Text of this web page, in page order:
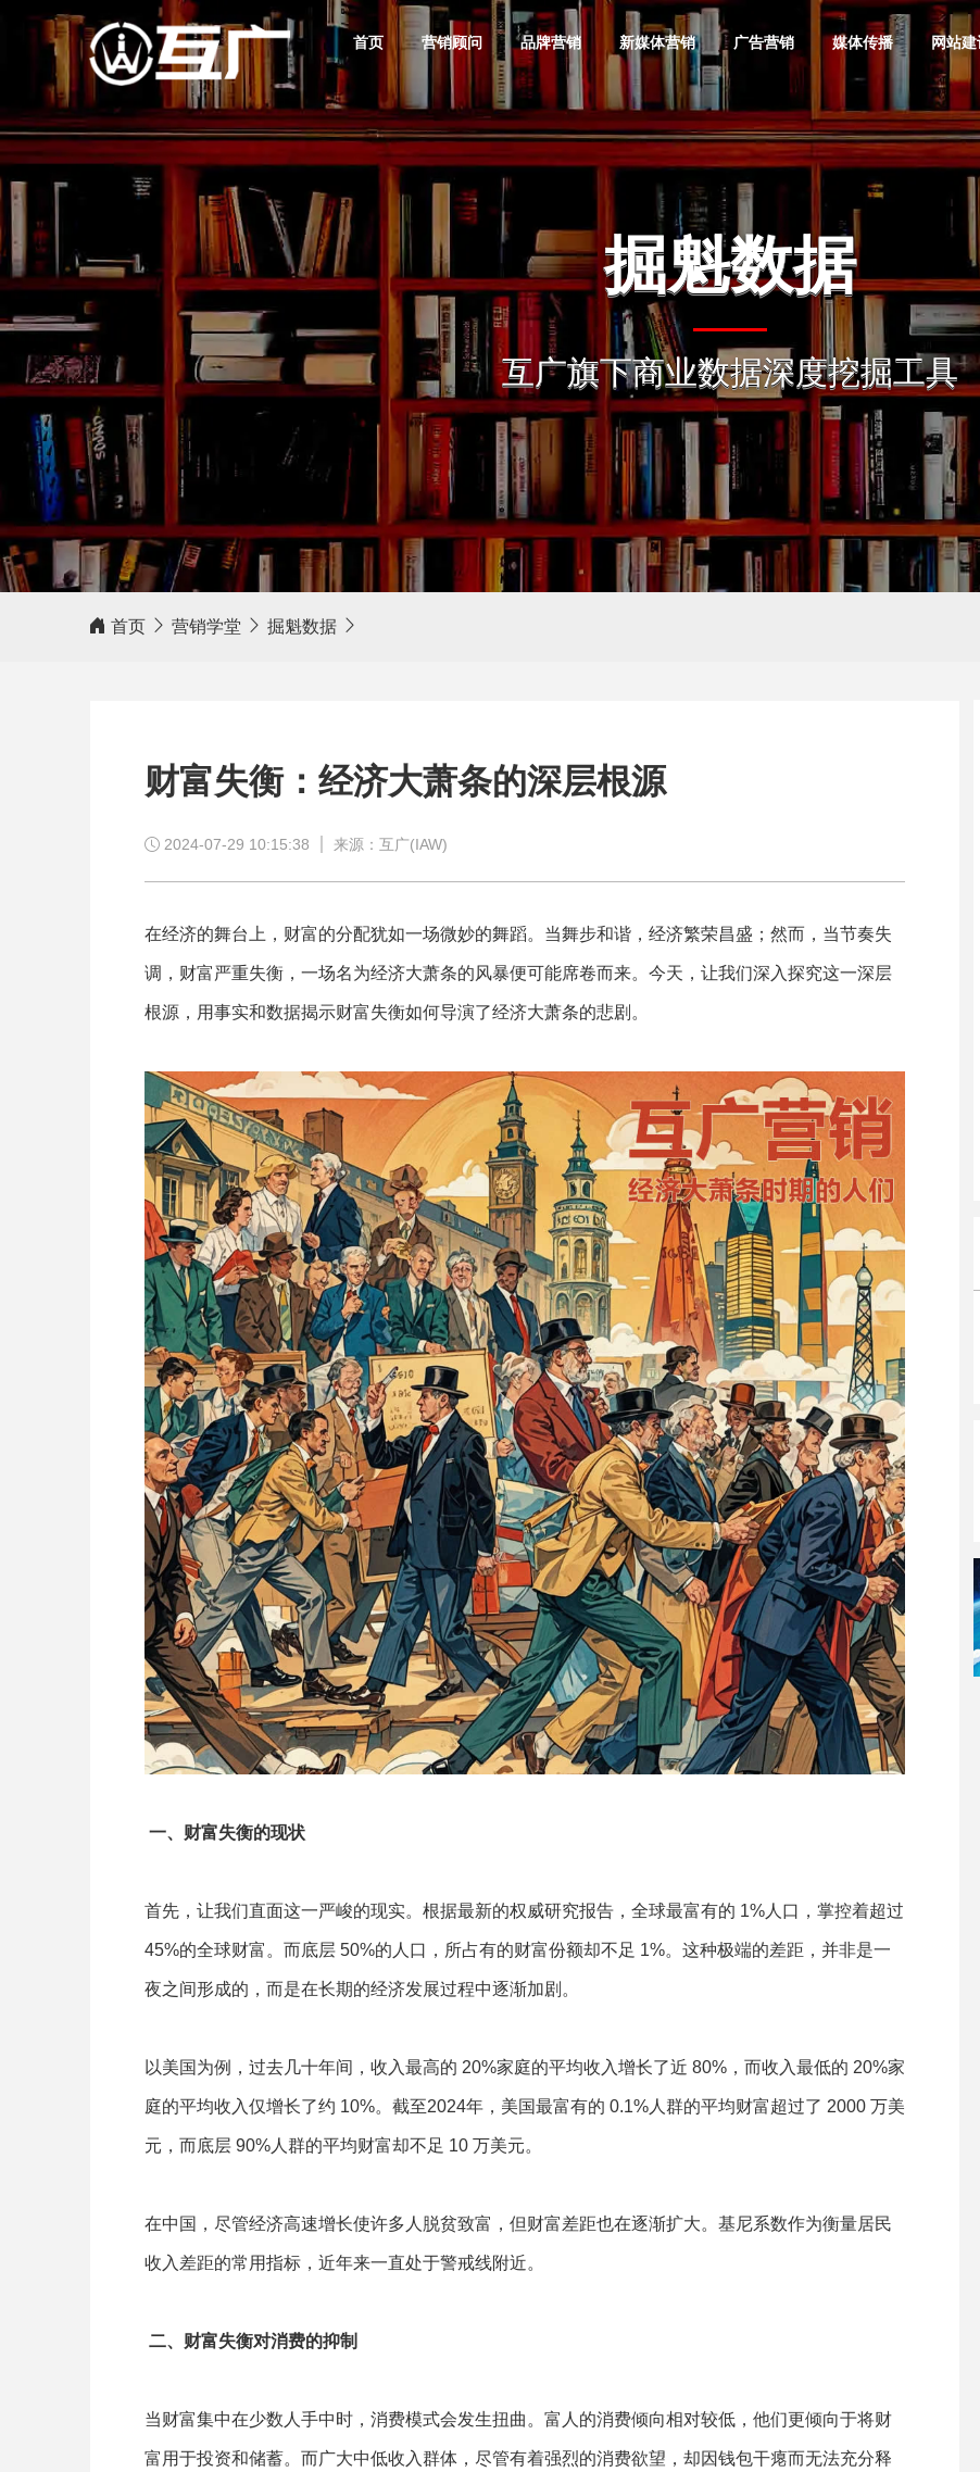
首页 营销顾问
数字营销顾问
让每一分营销投入都见效
网络营销策划
助您构建出通向成功的地图
整合营销
问题一站解决 · 品牌一战成名
媒介顾问
提升广告效果，节省
品牌营销
互广品牌营销
筑就好卖品牌
品牌全案
品牌定位
品牌战略咨询
品牌营销策划
品牌产品规
品牌推广
品牌信息铺
新媒体营销
互广新媒体营销服务
您的业绩增长新引擎
抖音营销
快手营销
短视频营销
知乎营销
微信营销
小红书营销
B站营销
内容营销
广告营销
数字广告营销
存量竞争时代商战核武器
互联网广告策
划
动画广告制作
宣传片摄制
明星/网红经纪
互联网广告效
百度营销代运
必应国内广告
投放
神马搜索竞价
推广
媒体传播
互广媒体传播服务
奠定产品好卖基因
软文营销 媒体邀约
活动/发布会 自媒体营销
网站建
互广建站 精致时尚
高端网站定制其实不贵！
企业网站建设
品牌网站定制
营销型网站建
设
集团网站建设
门户网站建设
外贸网站建设
活动网站建设
广告落地页制
作
网站运营维护
网站优化推广
网站技术服务
SEO、SEM培
训
数字营销解决方案与案例
金融投资
服装服饰
教育培训
手机数码
奢侈品
地产公司
电子电器
电子商务
互广营销学堂
您的互联网数字营销学习基地
互广营销智库
汇聚营销智慧，点亮财富之路
奥旗智库
互广旗下智能化商业智库
掘
互广
互广简介
您的营收增长合伙人
互广资讯
掌握互联网广告营销行业发展趋势 引领
行业发展潮流
值得选择
选择增加您事业的成功概率
愿景价值
把“互广”经营成互联
更多潜力企业实现商
客户评价
相信我，互广营销，值得信赖！
Hello,新朋友
感谢您的访问,您是否还想了解
掘魁数据
互广旗下商业数据深度挖掘工具
首页 营销学堂 掘魁数据
财富失衡：经济大萧条的深层根源
2024-07-29 10:15:38 来源：互广(IAW)
在经济的舞台上，财富的分配犹如一场微妙的舞蹈。当舞步和谐，经济繁荣昌盛；然而，当节奏失
调，财富严重失衡，一场名为经济大萧条的风暴便可能席卷而来。今天，让我们深入探究这一深层
根源，用事实和数据揭示财富失衡如何导演了经济大萧条的悲剧。
一、财富失衡的现状
首先，让我们直面这一严峻的现实。根据最新的权威研究报告，全球最富有的 1%人口，掌控着超过
45%的全球财富。而底层 50%的人口，所占有的财富份额却不足 1%。这种极端的差距，并非是一
夜之间形成的，而是在长期的经济发展过程中逐渐加剧。
以美国为例，过去几十年间，收入最高的 20%家庭的平均收入增长了近 80%，而收入最低的 20%家
庭的平均收入仅增长了约 10%。截至2024年，美国最富有的 0.1%人群的平均财富超过了 2000 万美
元，而底层 90%人群的平均财富却不足 10 万美元。
在中国，尽管经济高速增长使许多人脱贫致富，但财富差距也在逐渐扩大。基尼系数作为衡量居民
收入差距的常用指标，近年来一直处于警戒线附近。
二、财富失衡对消费的抑制
当财富集中在少数人手中时，消费模式会发生扭曲。富人的消费倾向相对较低，他们更倾向于将财
富用于投资和储蓄。而广大中低收入群体，尽管有着强烈的消费欲望，却因钱包干瘪而无法充分释